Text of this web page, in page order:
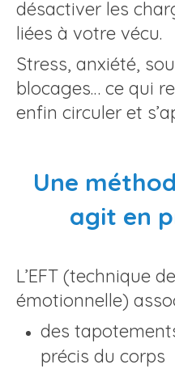
désactiver les
liées à votre vécu.
Stress, anxiété,
blocages… ce qui
enfin circuler et
Une
agit en
L’EFT (technique
émotionnelle)
des
précis du corps